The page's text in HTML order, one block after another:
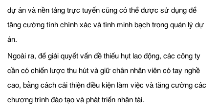
dự án và nền tảng trực tuyến cũng có thể được sử dụng để
tăng cường tính chính xác và tính minh bạch trong quản lý dự
án.
Ngoài ra, để giải quyết vấn đề thiếu hụt lao động, các công ty
cần có chiến lược thu hút và giữ chân nhân viên có tay nghề
cao, bằng cách cải thiện điều kiện làm việc và tăng cường các
chương trình đào tạo và phát triển nhân tài.